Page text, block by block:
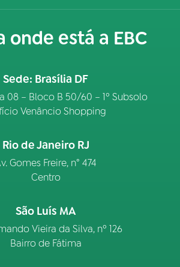
onde está a EBC
Sede: Brasília DF
08 – Bloco B 50/60 – 1º Subsolo
Venâncio Shopping
Rio de Janeiro RJ
Gomes Freire, n° 474
Centro
São Luís MA
Vieira da Silva, nº 126
Bairro de Fátima